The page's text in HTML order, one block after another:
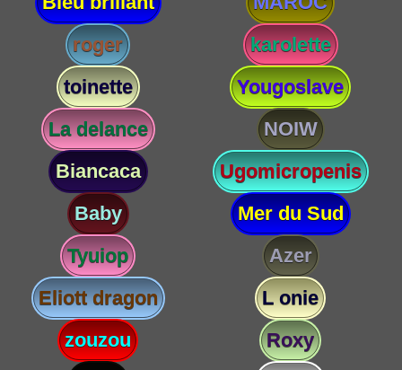
roger
karolette
toinette
Yougoslave
La delance
NOIW
Biancaca
Ugomicropenis
Baby
Mer du Sud
Tyuiop
Azer
Eliott dragon
L onie
zouzou
Roxy